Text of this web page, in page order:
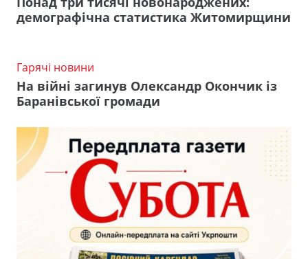
демографічна статистика Житомирщини
Гарячі новини
На війні загинув Олександр Окончик із
Баранівської громади